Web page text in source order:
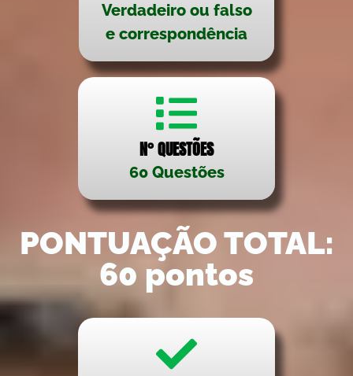
Verdadeiro ou falso
e correspondência
N° QUESTÕES
60 Questões
PONTUAÇÃO TOTAL:
60 pontos